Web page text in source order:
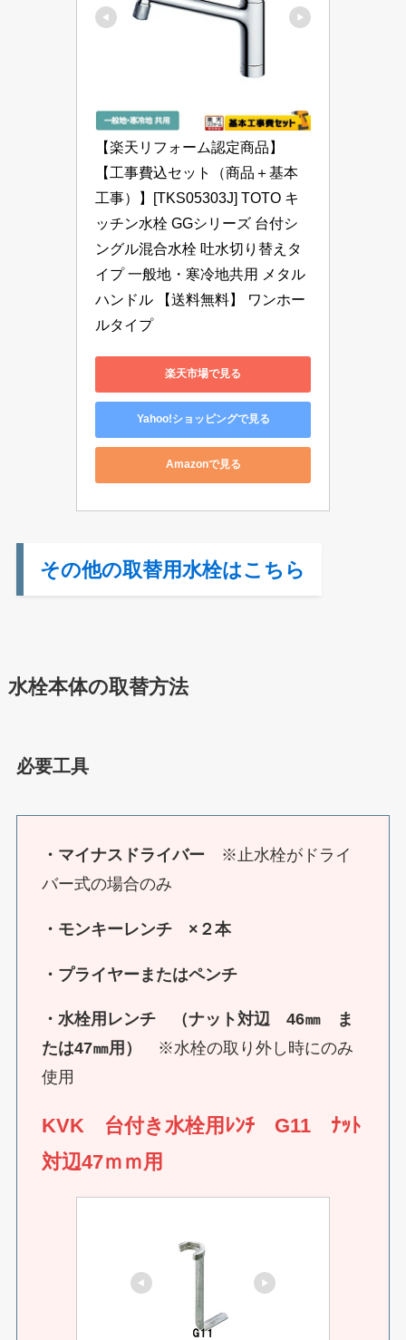
【楽天リフォーム認定商品】
【工事費込セット（商品＋基本
工事）】[TKS05303J] TOTO キ
ッチン水栓 GGシリーズ 台付シ
ングル混合水栓 吐水切り替えタ
イプ 一般地・寒冷地共用 メタル
ハンドル 【送料無料】 ワンホー
ルタイプ
楽天市場で見る
Yahoo!ショッピングで見る
Amazonで見る
その他の取替用水栓はこちら
水栓本体の取替方法
必要工具
・マイナスドライバー
※止水栓がドライ
バー式の場合のみ
・モンキーレンチ ×２本
・プライヤーまたはペンチ
・水栓用レンチ （ナット対辺 46㎜
ま
たは47㎜用）
※水栓の取り外し時にのみ
使用
KVK 台付き水栓用ﾚﾝﾁ G11 ﾅｯﾄ
対辺47ｍｍ用